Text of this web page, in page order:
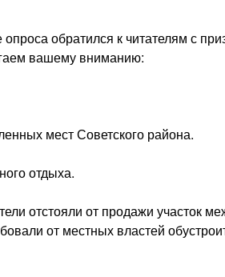
обратился к читателям с
вашему вниманию:
мест Советского района.
отдыха.
отстояли от продажи участок
от местных властей